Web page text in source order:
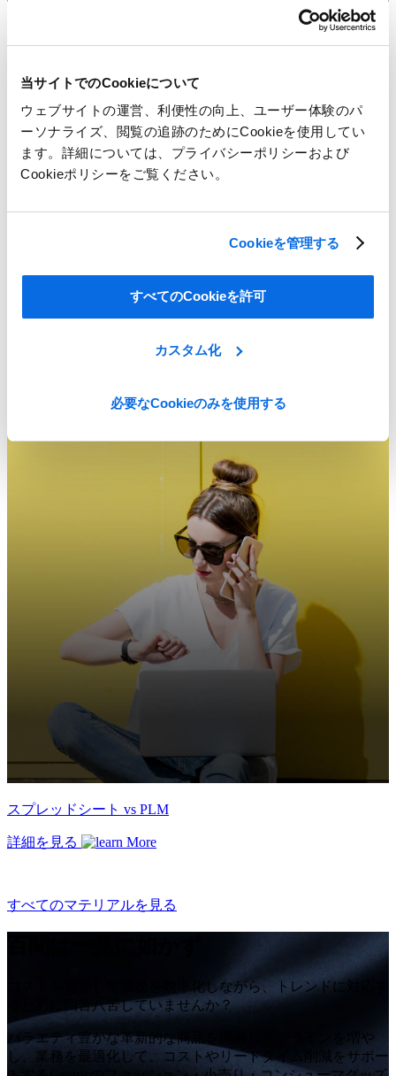
当サイトでのCookieについて
ウェブサイトの運営、利便性の向上、ユーザー体験のパ
ーソナライズ、閲覧の追跡のためにCookieを使用してい
ます。詳細については、プライバシーポリシーおよび
Cookieポリシーをご覧ください。
Cookieを管理する
すべてのCookieを許可
カスタム化
必要なCookieのみを使用する
小売りのレースを勝ち抜くために！
Learn More
スプレッドシート vs PLM
詳細を見る
すべてのマテリアルを見る
コストを管理して業務を効率化しながら、トレンドに対応す
るために四苦八苦していませんか？
バラエティ豊かな革新的な商品を開発して、ラインを増や
し、業務を最適化して、コストやリードタイム削減をサポー